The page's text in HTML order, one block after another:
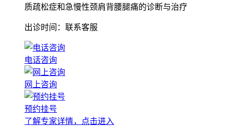
质疏松症和急慢性颈肩背腰腿痛的诊断与治疗
出诊时间：联系客服
电话咨询
网上咨询
预约挂号
了解专家详情，点击进入